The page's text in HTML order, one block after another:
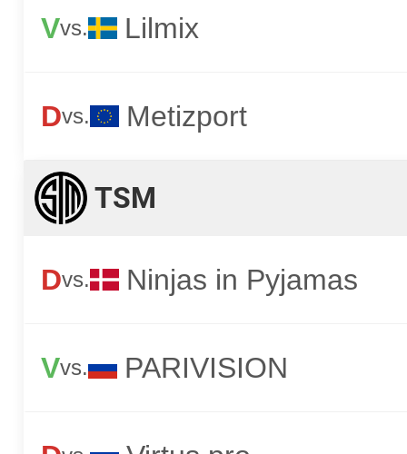
Vvs. Lilmix
Dvs. Metizport
TSM
Dvs. Ninjas in Pyjamas
Vvs. PARIVISION